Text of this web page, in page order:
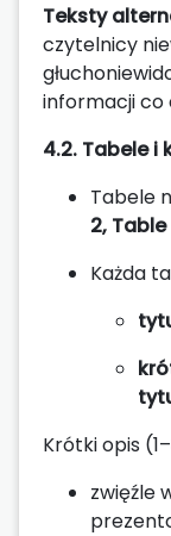
Teksty
czytelnicy
informacji co
4.2. Tabele i
Tabele
2,
Każda
Krótki opis
zwięźle